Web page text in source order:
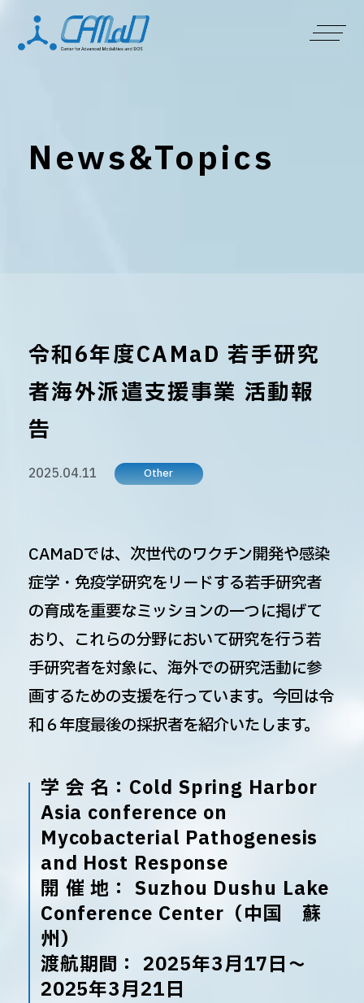
News&Topics
令和6年度CAMaD 若手研究
者海外派遣支援事業 活動報
告
2025.04.11 Other
CAMaDでは、次世代のワクチン開発や感染
症学・免疫学研究をリードする若手研究者
の育成を重要なミッションの一つに掲げて
おり、これらの分野において研究を行う若
手研究者を対象に、海外での研究活動に参
画するための支援を行っています。今回は令
和６年度最後の採択者を紹介いたします。
学 会 名：Cold Spring Harbor
Asia conference on
Mycobacterial Pathogenesis
and Host Response
開 催 地： Suzhou Dushu Lake
Conference Center（中国 蘇
州）
渡航期間： 2025年3月17日〜
2025年3月21日